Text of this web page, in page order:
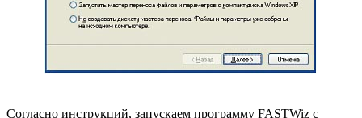
Согласно инструкций, запускаем программу FASTWiz с